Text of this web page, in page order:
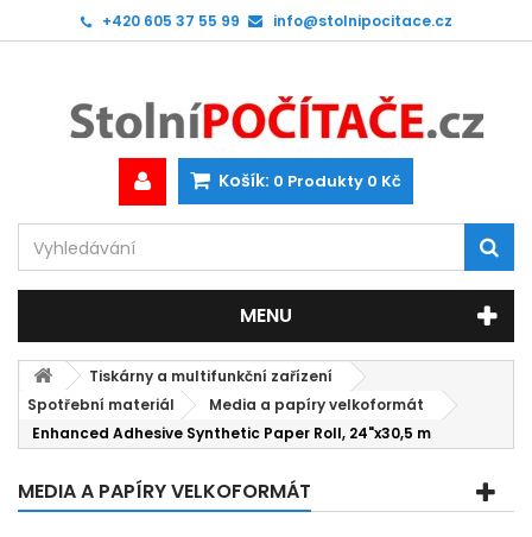
+420 605 37 55 99 info@stolnipocitace.cz
Košík: 0 Produkty 0 Kč
MENU
Tiskárny a multifunkční zařízení
Spotřební materiál
Media a papíry velkoformát
Enhanced Adhesive Synthetic Paper Roll, 24"x30,5 m
MEDIA A PAPÍRY VELKOFORMÁT